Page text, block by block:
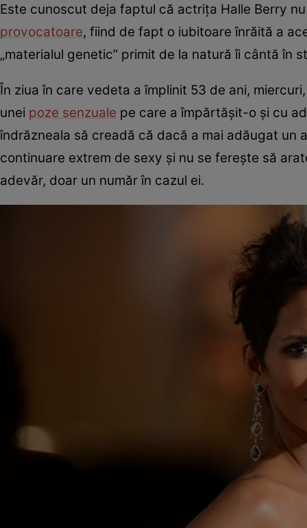
Este cunoscut deja faptul că actrița Halle Berry
provocatoare, fiind de fapt o iubitoare înrăită a
„materialul genetic” primit de la natură îi cântă în
În ziua în care vedeta a împlinit 53 de ani,
unei poze senzuale pe care a împărtășit-o și cu
îndrăzneala să creadă că dacă a mai adăugat un
continuare extrem de sexy și nu se ferește să
adevăr, doar un număr în cazul ei.